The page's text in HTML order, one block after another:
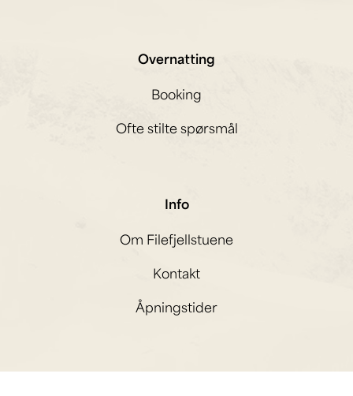
Overnatting
Booking
Ofte stilte spørsmål
Info
Om Filefjellstuene
Kontakt
Åpningstider